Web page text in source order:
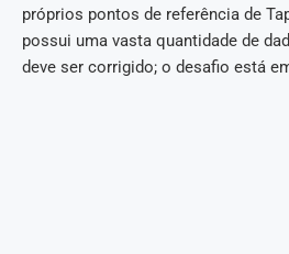
próprios pontos de referência de
possui uma vasta quantidade de
deve ser corrigido; o desafio está